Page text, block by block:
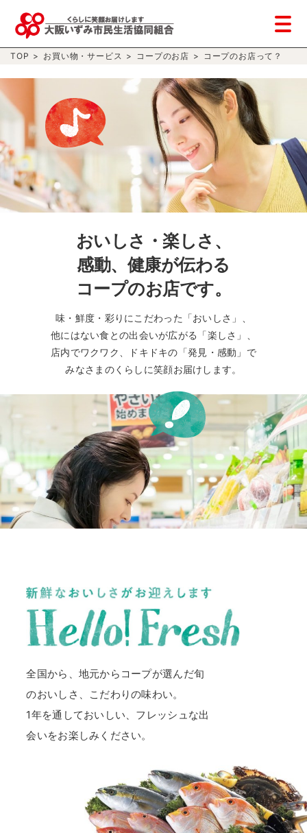
TOP > お買い物・サービス > コープのお店 > コープのお店って？
おいしさ・楽しさ、
感動、健康が伝わる
コープのお店です。
味・鮮度・彩りにこだわった「おいしさ」、
他にはない食との出会いが広がる「楽しさ」、
店内でワクワク、ドキドキの「発見・感動」で
みなさまのくらしに笑顔お届けします。
全国から、地元からコープが選んだ旬
のおいしさ、こだわりの味わい。
1年を通しておいしい、フレッシュな出
会いをお楽しみください。